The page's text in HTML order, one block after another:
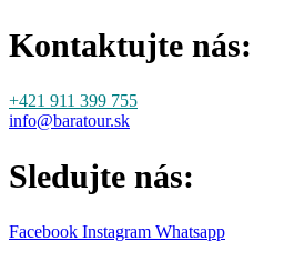
Kontaktujte nás:
+421 911 399 755
info@baratour.sk
Sledujte nás:
Facebook Instagram Whatsapp